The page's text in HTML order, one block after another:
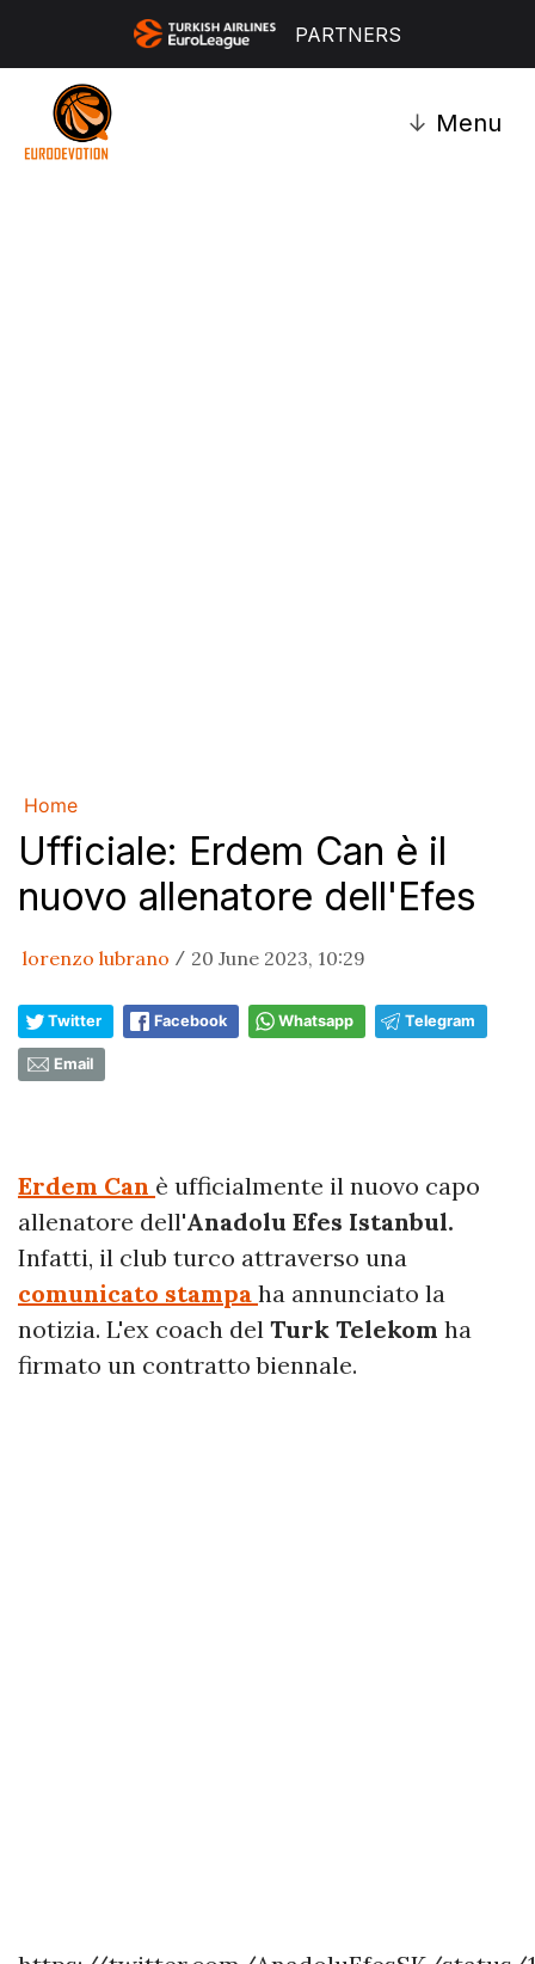
PARTNERS
↓ Menu
Home
Ufficiale: Erdem Can è il
nuovo allenatore dell'Efes
lorenzo lubrano / 20 June 2023, 10:29
Twitter Facebook Whatsapp Telegram
Email
Erdem Can è ufficialmente il nuovo capo
allenatore dell'Anadolu Efes Istanbul.
Infatti, il club turco attraverso una
comunicato stampa ha annunciato la
notizia. L'ex coach del Turk Telekom ha
firmato un contratto biennale.